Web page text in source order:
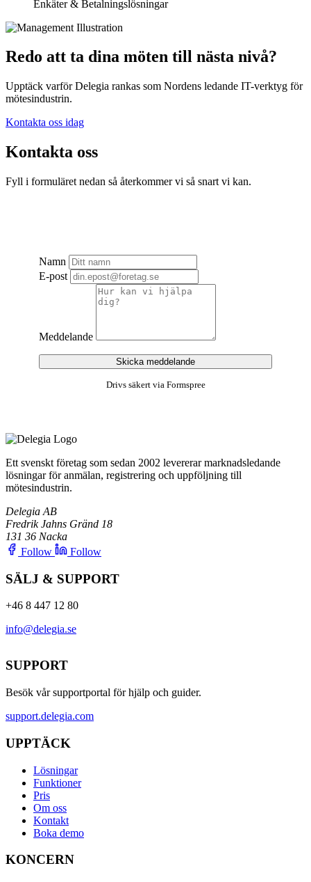
Enkäter & Betalningslösningar
Redo att ta dina möten till nästa nivå?
Upptäck varför Delegia rankas som Nordens ledande IT-verktyg för
mötesindustrin.
Kontakta oss idag
Kontakta oss
Fyll i formuläret nedan så återkommer vi så snart vi kan.
Namn
E-post
Meddelande
Skicka meddelande
Drivs säkert via Formspree
Ett svenskt företag som sedan 2002 levererar marknadsledande
lösningar för anmälan, registrering och uppföljning till
mötesindustrin.
Delegia AB
Fredrik Jahns Gränd 18
131 36 Nacka
Follow
Follow
SÄLJ & SUPPORT
+46 8 447 12 80
info@delegia.se
SUPPORT
Besök vår supportportal för hjälp och guider.
support.delegia.com
UPPTÄCK
Lösningar
Funktioner
Pris
Om oss
Kontakt
Boka demo
KONCERN